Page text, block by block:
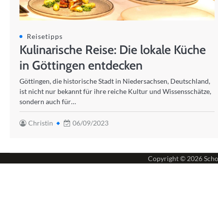
Reisetipps
Kulinarische Reise: Die lokale Küche
in Göttingen entdecken
Göttingen, die historische Stadt in Niedersachsen, Deutschland,
ist nicht nur bekannt für ihre reiche Kultur und Wissensschätze,
sondern auch für…
Christin 06/09/2023
Copyright © 2026